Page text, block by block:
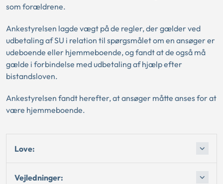
som forældrene.
Ankestyrelsen lagde vægt på de regler, der gælder ved
udbetaling af SU i relation til spørgsmålet om en ansøger er
udeboende eller hjemmeboende, og fandt at de også må
gælde i forbindelse med udbetaling af hjælp efter
bistandsloven.
Ankestyrelsen fandt herefter, at ansøger måtte anses for at
være hjemmeboende.
Love:
Vejledninger: